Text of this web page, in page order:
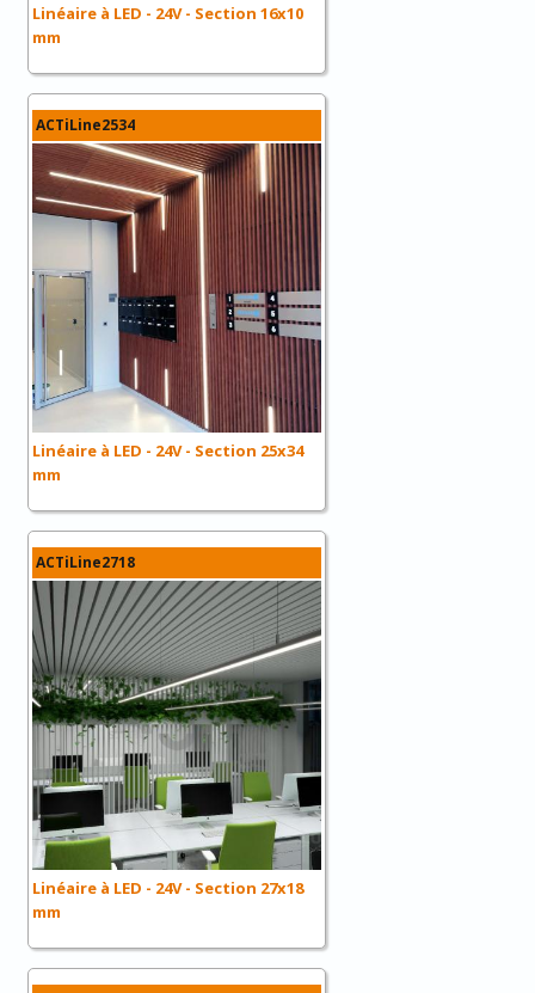
Linéaire à LED - 24V - Section 16x10
mm
ACTiLine2534
Linéaire à LED - 24V - Section 25x34
mm
ACTiLine2718
Linéaire à LED - 24V - Section 27x18
mm